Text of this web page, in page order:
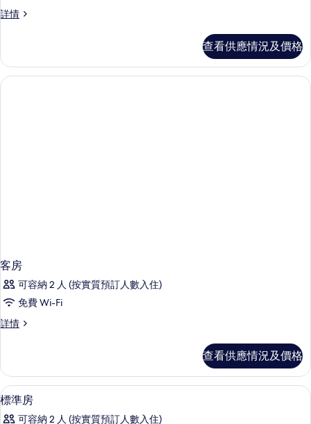
房
後
入
詳情
標
(9PM
後
入
查看供應情況及價格
客房
可容納 2 人 (按實質預訂人數入住)
免費 Wi-Fi
詳情
客
查看供應情況及價格
載
入
高級寢具、迷你吧贈品、房內夾萬、書
9
標準房
可容納 2 人 (按實質預訂人數入住)